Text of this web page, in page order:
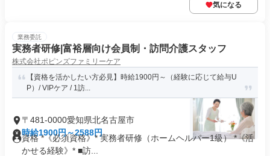
気になる
業務委託
実務者研修|富裕層向け会員制・訪問介護スタッフ
株式会社ポピンズファミリーケア
【資格を活かしたい方必見】時給1900円～（経験に応じて給与U
P）/ VIPケア / 1訪...
〒481-0000愛知県北名古屋市
時給1900円～2588円
資格 *《必須資格》* 実務者研修（ホームヘルパー1級） *《活
かせる経験》* ■訪...